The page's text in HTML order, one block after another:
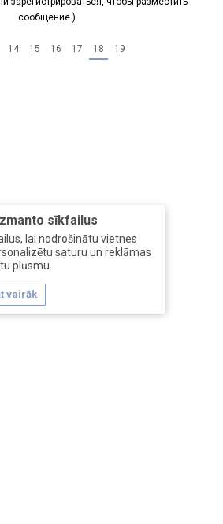
sīkfailus
lai nodrošinātu vietnes
saturu un reklāmas
plūsmu.
vairāk
сообщение.)
14 15 16 17 18 19